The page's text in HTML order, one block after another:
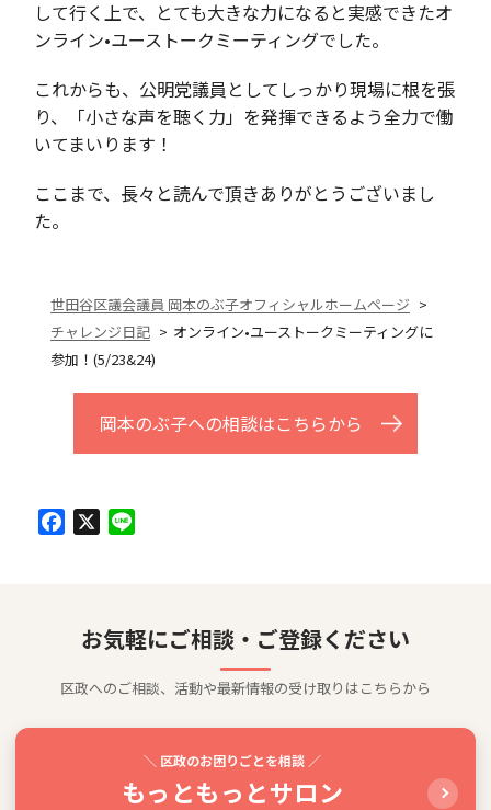
して行く上で、とても大きな力になると実感できたオ
ンライン•ユーストークミーティングでした。
これからも、公明党議員としてしっかり現場に根を張
り、「小さな声を聴く力」を発揮できるよう全力で働
いてまいります！
ここまで、長々と読んで頂きありがとうございまし
た。
世田谷区議会議員 岡本のぶ子オフィシャルホームページ
チャレンジ日記
オンライン•ユーストークミーティングに
参加！(5/23&24)
岡本のぶ子への相談はこちらから
Facebook
お気軽にご相談・ご登録ください
区政へのご相談、活動や最新情報の受け取りはこちらから
＼ 区政のお困りごとを相談 ／
もっともっとサロン